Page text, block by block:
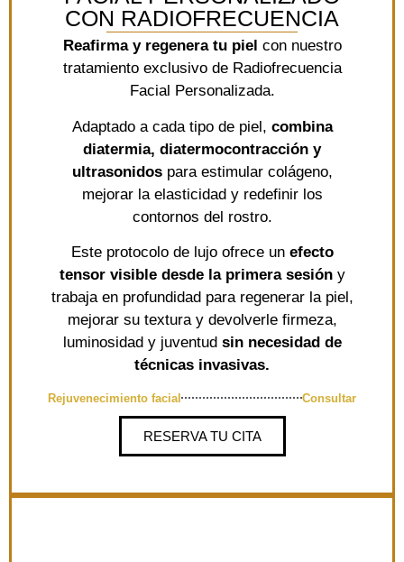
CON RADIOFRECUENCIA
Reafirma y regenera tu piel con nuestro
tratamiento exclusivo de Radiofrecuencia
Facial Personalizada.
Adaptado a cada tipo de piel, combina
diatermia, diatermocontracción y
ultrasonidospara estimular colágeno,
mejorar la elasticidad y redefinir los
contornos del rostro.
Este protocolo de lujo ofrece un efecto
tensor visible desde la primera sesióny
trabaja en profundidad para regenerar la piel,
mejorar su textura y devolverle firmeza,
luminosidad y juventud sin necesidad de
técnicas invasivas.
Rejuvenecimiento facial Consultar
RESERVA TU CITA